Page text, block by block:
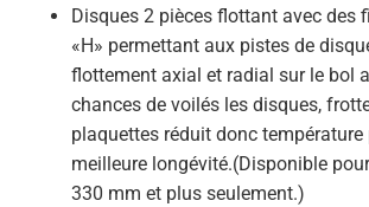
Disques 2 pièces flottant avec des
«H» permettant aux pistes de
flottement axial et radial sur le bol
chances de voilés les disques,
plaquettes réduit donc température
meilleure longévité.(Disponible
330 mm et plus seulement.)